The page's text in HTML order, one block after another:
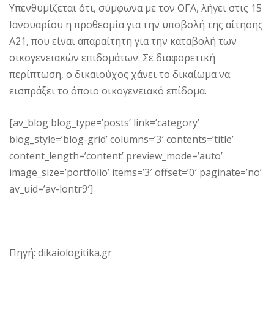
Υπενθυμίζεται ότι, σύμφωνα με τον ΟΓΑ, λήγει στις 15
Ιανουαρίου η προθεσμία για την υποβολή της αίτησης
Α21, που είναι απαραίτητη για την καταβολή των
οικογενειακών επιδομάτων. Σε διαφορετική
περίπτωση, ο δικαιούχος χάνει το δικαίωμα να
εισπράξει το όποιο οικογενειακό επίδομα.
[av_blog blog_type=’posts’ link=’category’
blog_style=’blog-grid’ columns=’3′ contents=’title’
content_length=’content’ preview_mode=’auto’
image_size=’portfolio’ items=’3′ offset=’0′ paginate=’no’
av_uid=’av-lontr9′]
Πηγή: dikaiologitika.gr